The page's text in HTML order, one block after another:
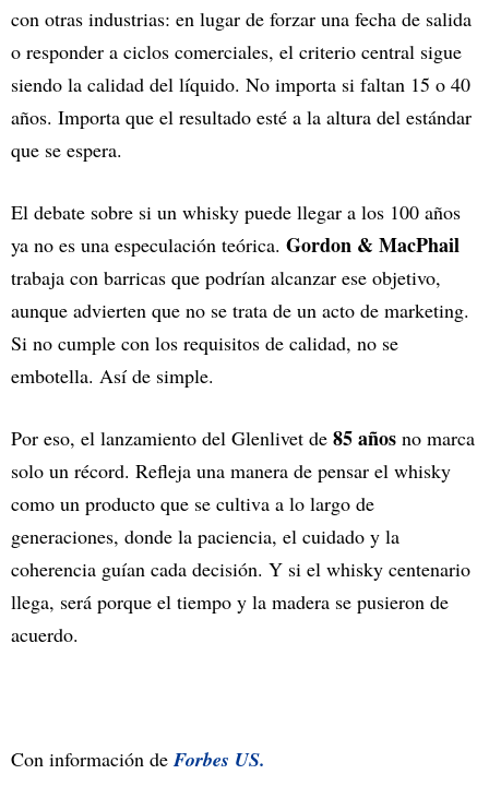
con otras industrias: en lugar de forzar una fecha de salida
o responder a ciclos comerciales, el criterio central sigue
siendo la calidad del líquido. No importa si faltan 15 o 40
años. Importa que el resultado esté a la altura del estándar
que se espera.
El debate sobre si un whisky puede llegar a los 100 años
ya no es una especulación teórica. Gordon & MacPhail
trabaja con barricas que podrían alcanzar ese objetivo,
aunque advierten que no se trata de un acto de marketing.
Si no cumple con los requisitos de calidad, no se
embotella. Así de simple.
Por eso, el lanzamiento del Glenlivet de 85 años no marca
solo un récord. Refleja una manera de pensar el whisky
como un producto que se cultiva a lo largo de
generaciones, donde la paciencia, el cuidado y la
coherencia guían cada decisión. Y si el whisky centenario
llega, será porque el tiempo y la madera se pusieron de
acuerdo.
Con información de Forbes US.